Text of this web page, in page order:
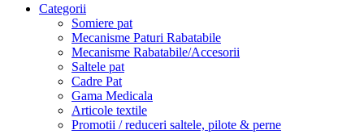
Categorii
Somiere pat
Mecanisme Paturi Rabatabile
Mecanisme Rabatabile/Accesorii
Saltele pat
Cadre Pat
Gama Medicala
Articole textile
Promotii / reduceri saltele, pilote & perne